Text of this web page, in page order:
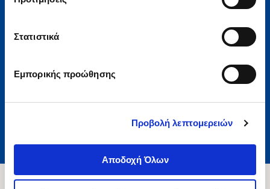
Στατιστικά
Εμπορικής προώθησης
Προβολή λεπτομερειών
Αποδοχή Όλων
νέα βιβλία, τις εξαιρετικές τιμές και τις εκδηλώσεις μας.
Επιθυμώ να λαμβάνω προσωποποιημένα ενημερωτικά email και